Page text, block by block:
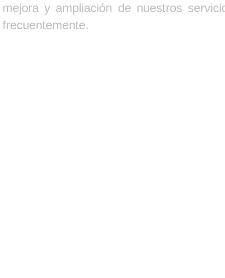
mejora y ampliación de nuestros
frecuentemente.